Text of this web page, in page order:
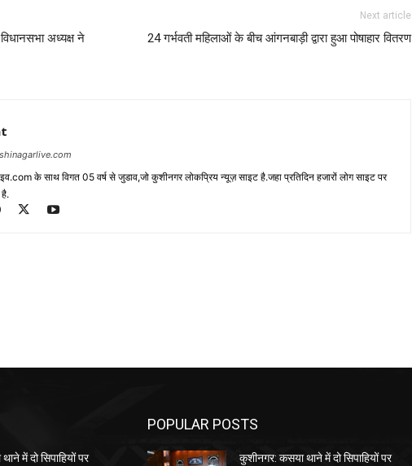
अध्यक्ष ने
Next article
24 गर्भवती महिलाओं के बीच आंगनबाड़ी द्वारा हुआ पोषाहार वितरण
के साथ विगत 05 वर्ष से जुडाव,जो कुशीनगर लोकप्रिय न्यूज़ साइट है.जहा प्रतिदिन हजारों लोग साइट पर
में दो सिपाहियों पर
POPULAR POSTS
कुशीनगर: कसया थाने में दो सिपाहियों पर